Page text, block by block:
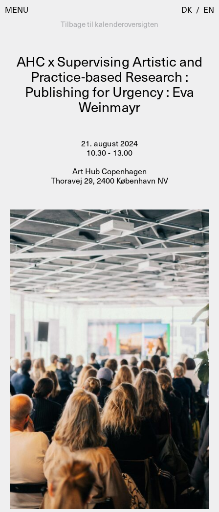
MENU
Besøg
Kalender
Room Room
AHC Channel
Programmer
Artistic Research
Public Programmes
Om
Om AHC
Profiler
Presse
DK / EN
Tilbage til kalenderoversigten
AHC x Supervising Artistic and
Practice-based Research :
Publishing for Urgency : Eva
Weinmayr
21. august 2024
10.30 - 13.00
Art Hub Copenhagen
Thoravej 29, 2400 København NV